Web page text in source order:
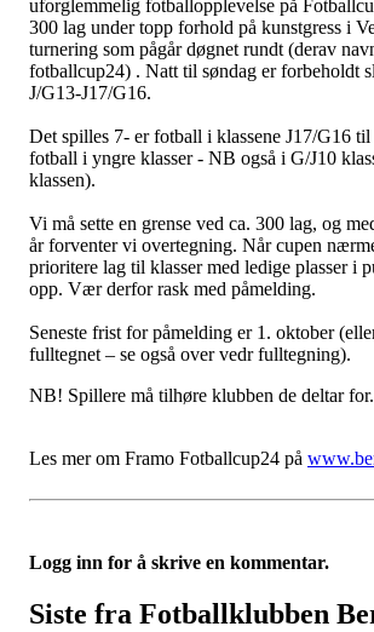
uforglemmelig fotballopplevelse på
300 lag under topp forhold på kunstgress i
turnering som pågår døgnet rundt (derav
fotballcup24) . Natt til søndag er forbeholdt
J/G13-J17/G16.
Det spilles 7- er fotball i klassene J17/G16
fotball i yngre klasser - NB også i G/J10
klassen).
Vi må sette en grense ved ca. 300 lag, og
år forventer vi overtegning. Når cupen
prioritere lag til klasser med ledige plasser i
opp. Vær derfor rask med påmelding.
Seneste frist for påmelding er 1. oktober
fulltegnet – se også over vedr fulltegning).
NB! Spillere må tilhøre klubben de deltar for.
Les mer om Framo Fotballcup24 på
Logg inn for å skrive en kommentar.
Siste fra Fotballklubben